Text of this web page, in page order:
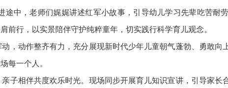
，老师们娓娓讲述红军小故事，引导幼儿学习先辈吃苦耐
行，以实景陪伴守护纯粹童年，切实践行科学育儿观念。
动作整齐有力，充分展现新时代少年儿童朝气蓬勃、勇敢向
每一个人。
相伴共度欢乐时光。现场同步开展育儿知识宣讲，引导家长